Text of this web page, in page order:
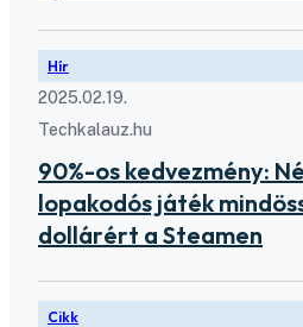
Hír
2025.02.19.
Techkalauz.hu
90%-os kedvezmény:
lopakodós játék
dollárért a Steamen
Cikk